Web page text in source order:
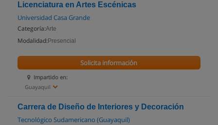
Licenciatura en Artes Escénicas
Universidad Casa Grande
Categoría:Arte
Modalidad: Presencial
Impartido en:
Guayaquil
Solicita información
Carrera de Diseño de Interiores y Decoración
Tecnológico Sudamericano (Guayaquil)